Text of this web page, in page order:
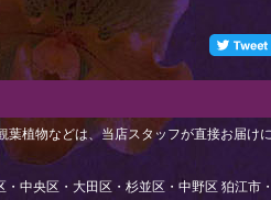
植物などは、当店スタッフが直接お届
中央区・大田区・杉並区・中野区 狛江